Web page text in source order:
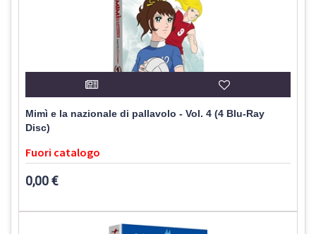
Mimì e la nazionale di pallavolo - Vol. 4 (4 Blu-Ray
Disc)
Fuori catalogo
0,00 €